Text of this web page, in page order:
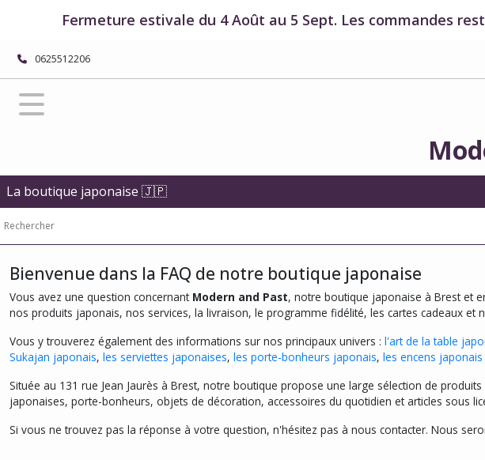
Fermeture estivale du 4 Août au 5 Sept. Les commandes
0625512206
La boutique japonaise 🇯🇵
Bienvenue dans la FAQ de notre boutique japonaise
Vous avez une question concernant Modern and Past, notre boutique japonaise à Brest et
nos produits japonais, nos services, la livraison, le programme fidélité, les cartes cadeaux et
Vous y trouverez également des informations sur nos principaux univers : l'art de la table
Sukajan japonais, les serviettes japonaises, les porte-bonheurs japonais, les encens japonais
Située au 131 rue Jean Jaurès à Brest, notre boutique propose une large sélection de
japonaises, porte-bonheurs, objets de décoration, accessoires du quotidien et articles sous
Si vous ne trouvez pas la réponse à votre question, n'hésitez pas à nous contacter. Nous